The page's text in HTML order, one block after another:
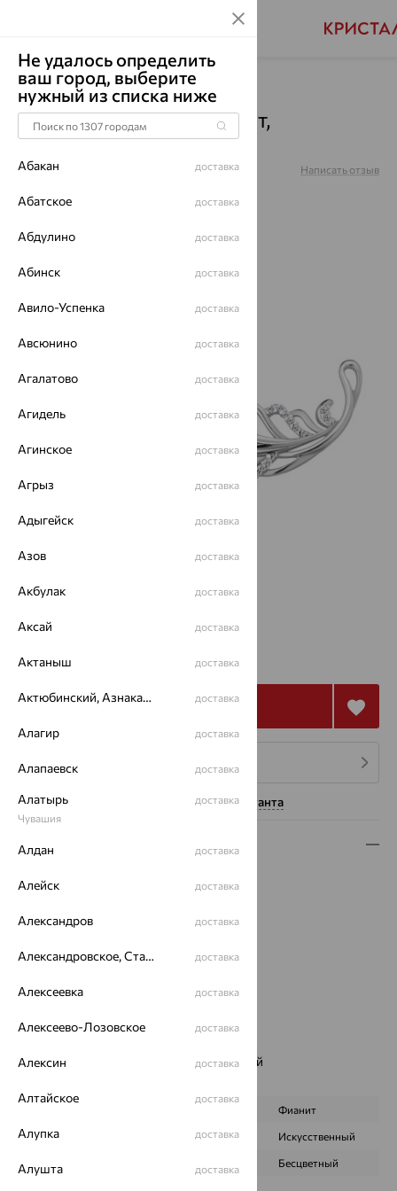
Главная Каталог Броши Аметист
Брошь, серебро, аметист,
7261304А.5
Артикул: Написать отзыв
3 948
Купить
Нужна помощь консультанта
Описание
Вес:3.21
Проба:925
Вставка:Аметист
Бренд:Aquamarine
Цвет вставки:
Наименование цвета вставки:
Фиолетовый
Фианит
ПРОИСХОЖДЕНИЕ Натуральный Искусственный
Бесцветный
Не удалось определить
ваш город, выберите
нужный из списка ниже
Абакан доставка
Абатское доставка
Абдулино доставка
Абинск доставка
Авило-Успенка доставка
Авсюнино доставка
Агалатово доставка
Агидель доставка
Агинское доставка
Агрыз доставка
Адыгейск доставка
Азов доставка
Акбулак доставка
Аксай доставка
Актаныш доставка
Актюбинский, Азнакаевский район доставка
Алагир доставка
Алапаевск доставка
Алатырь
Чувашия
доставка
Алдан доставка
Алейск доставка
Александров доставка
Александровское, Ставропольский край доставка
Алексеевка доставка
Алексеево-Лозовское доставка
Алексин доставка
Алтайское доставка
Алупка доставка
Алушта доставка